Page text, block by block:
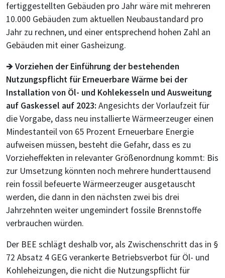
fertiggestellten Gebäuden pro Jahr wäre mit mehreren
10.000 Gebäuden zum aktuellen Neubaustandard pro
Jahr zu rechnen, und einer entsprechend hohen Zahl an
Gebäuden mit einer Gasheizung.
🡺Vorziehen der Einführung der bestehenden
Nutzungspflicht für Erneuerbare Wärme bei der
Installation von Öl- und Kohlekesseln und Ausweitung
auf Gaskessel auf 2023: Angesichts der Vorlaufzeit für
die Vorgabe, dass neu installierte Wärmeerzeuger einen
Mindestanteil von 65 Prozent Erneuerbare Energie
aufweisen müssen, besteht die Gefahr, dass es zu
Vorzieheffekten in relevanter Größenordnung kommt: Bis
zur Umsetzung könnten noch mehrere hunderttausend
rein fossil befeuerte Wärmeerzeuger ausgetauscht
werden, die dann in den nächsten zwei bis drei
Jahrzehnten weiter ungemindert fossile Brennstoffe
verbrauchen würden.
Der BEE schlägt deshalb vor, als Zwischenschritt das in §
72 Absatz 4 GEG verankerte Betriebsverbot für Öl- und
Kohleheizungen, die nicht die Nutzungspflicht für